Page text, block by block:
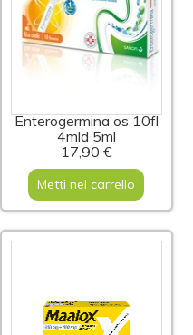
Enterogermina os 10fl
4mld 5ml
17,90 €
Metti nel carrello